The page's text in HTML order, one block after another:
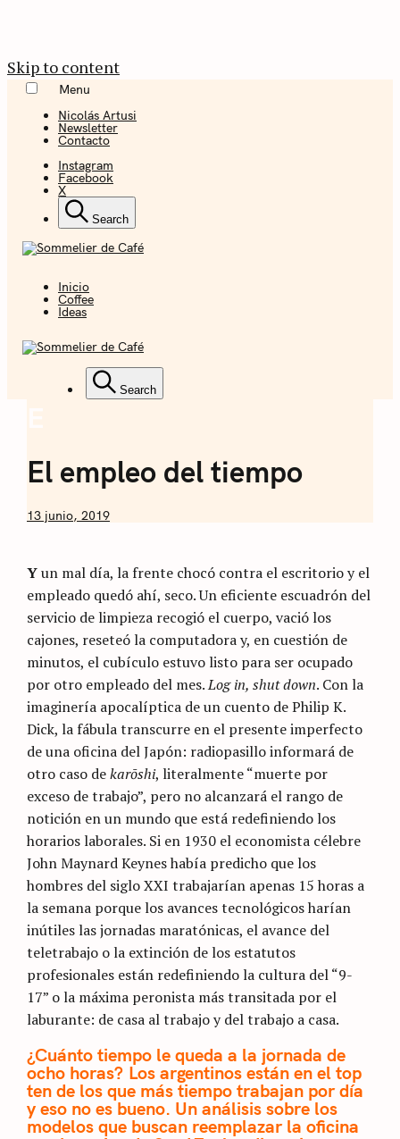
Skip to content
Menu
Nicolás Artusi
Newsletter
Contacto
Instagram
Facebook
X
Search
Sommelier de
Café
Coffee + Ideas
Inicio
Coffee
Ideas
Café
Coffee + Ideas Search
El empleo del tiempo
by
13 junio, 2019
Yun mal día, la frente chocó contra el escritorio y el
empleado quedó ahí, seco. Un eficiente escuadrón del
servicio de limpieza recogió el cuerpo, vació los
cajones, reseteó la computadora y, en cuestión de
minutos, el cubículo estuvo listo para ser ocupado
por otro empleado del mes.Log in, shut down. Con la
imaginería apocalíptica de un cuento de Philip K.
Dick, la fábula transcurre en el presente imperfecto
de una oficina del Japón: radiopasillo informará de
otro caso dekarōshi, literalmente “muerte por
exceso de trabajo”, pero no alcanzará el rango de
notición en un mundo que está redefiniendo los
horarios laborales. Si en 1930 el economista célebre
John Maynard Keynes había predicho que los
hombres del siglo XXI trabajarían apenas 15 horas a
la semana porque los avances tecnológicos harían
inútiles las jornadas maratónicas, el avance del
teletrabajo o la extinción de los estatutos
profesionales están redefiniendo la cultura del “9-
17” o la máxima peronista más transitada por el
laburante: de casa al trabajo y del trabajo a casa.
¿Cuánto tiempo le queda a la jornada de
ocho horas? Los argentinos están en el top
ten de los que más tiempo trabajan por día
y eso no es bueno. Un análisis sobre los
modelos que buscan reemplazar la oficina